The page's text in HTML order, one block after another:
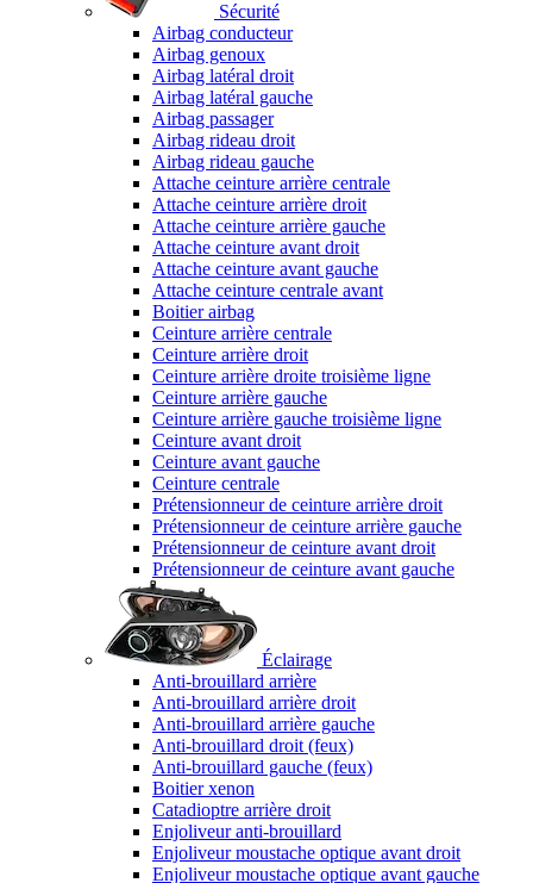
Sécurité
Airbag conducteur
Airbag genoux
Airbag latéral droit
Airbag latéral gauche
Airbag passager
Airbag rideau droit
Airbag rideau gauche
Attache ceinture arrière centrale
Attache ceinture arrière droit
Attache ceinture arrière gauche
Attache ceinture avant droit
Attache ceinture avant gauche
Attache ceinture centrale avant
Boitier airbag
Ceinture arrière centrale
Ceinture arrière droit
Ceinture arrière droite troisième ligne
Ceinture arrière gauche
Ceinture arrière gauche troisième ligne
Ceinture avant droit
Ceinture avant gauche
Ceinture centrale
Prétensionneur de ceinture arrière droit
Prétensionneur de ceinture arrière gauche
Prétensionneur de ceinture avant droit
Prétensionneur de ceinture avant gauche
Éclairage
Anti-brouillard arrière
Anti-brouillard arrière droit
Anti-brouillard arrière gauche
Anti-brouillard droit (feux)
Anti-brouillard gauche (feux)
Boitier xenon
Catadioptre arrière droit
Enjoliveur anti-brouillard
Enjoliveur moustache optique avant droit
Enjoliveur moustache optique avant gauche